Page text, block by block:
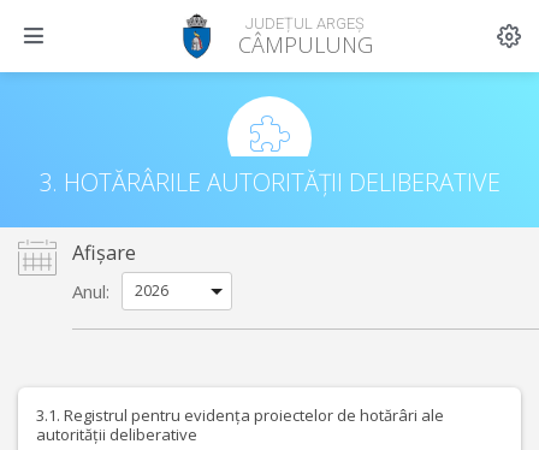
JUDEȚUL ARGEȘ
CÂMPULUNG
3. HOTĂRÂRILE AUTORITĂȚII DELIBERATIVE
Afișare
Anul:
3.1. Registrul pentru evidența proiectelor de hotărâri ale
autorității deliberative